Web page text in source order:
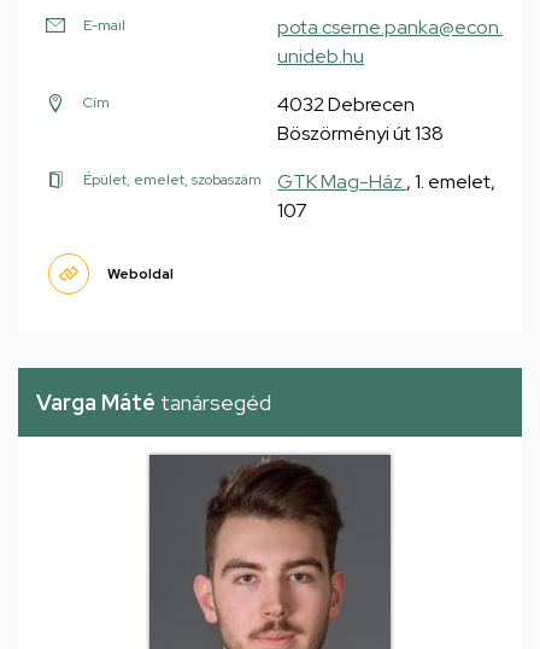
E-mail
pota.cserne.panka@econ.
unideb.hu
Cím
4032 Debrecen
Böszörményi út 138
Épület, emelet, szobaszám GTK Mag-Ház , 1. emelet,
107
Weboldal
Varga Máté tanársegéd